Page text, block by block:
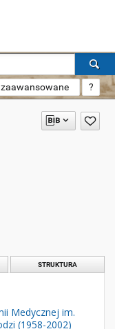
?
STRUKTURA
Medycznej im.
(1958-2002)